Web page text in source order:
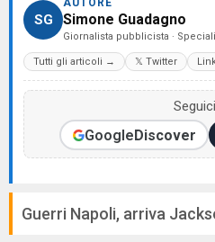
SG
AUTORE
Simone Guadagno
Giornalista pubblicista ·
Tutti gli articoli → 𝕏 Twitter
GoogleDiscover
Guerri Napoli, arriva